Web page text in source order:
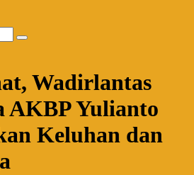
Wadirlantas
AKBP Yulianto
Keluhan dan